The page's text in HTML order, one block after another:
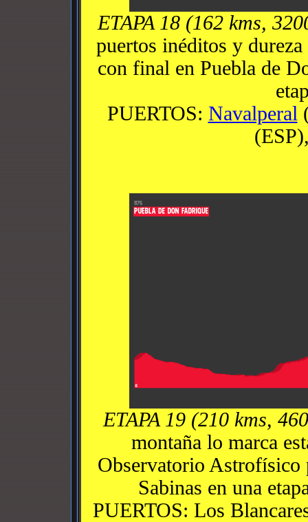
ETAPA 18 (162 kms,
puertos inéditos y dureza
con final en Puebla de
PUERTOS: Navalperal
ETAPA 19 (210 kms,
montaña lo marca
Observatorio Astrofísico
Sabinas en una
PUERTOS: Los